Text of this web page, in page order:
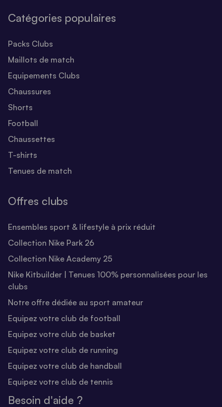
Catégories populaires
Packs Clubs
Maillots de match
Equipements Clubs
Chaussures
Shorts
Football
Chaussettes
T-shirts
Tenues de match
Offres clubs
Ensembles sport & lifestyle à prix réduit
Collection Nike Park 26
Collection Nike Academy 25
Nike Kitbuilder | Tenues 100% personnalisées pour les
clubs
Notre offre dédiée au sport amateur
Equipez votre club de football
Equipez votre club de basket
Equipez votre club de running
Equipez votre club de handball
Equipez votre club de tennis
Besoin d'aide ?